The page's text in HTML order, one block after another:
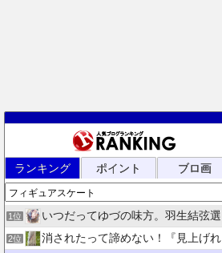
ランキング ポイント ブロ画
1位 いつだってゆづの味方。羽生結弦選手応援団 紫色のブログ
2位 消されたって諦めない！『見上げれば、青空 』別館